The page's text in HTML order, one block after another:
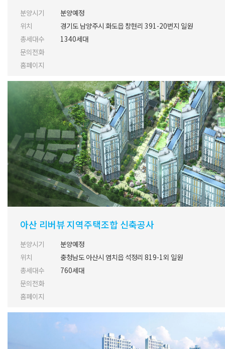
분양시기
분양예정
위치
경기도 남양주시 화도읍 창현리 391-20번지 일원
총세대수
1340세대
문의전화
홈페이지
아산 리버뷰 지역주택조합 신축공사
분양시기
분양예정
위치
충청남도 아산시 염치읍 석정리 819-1외 일원
총세대수
760세대
문의전화
홈페이지